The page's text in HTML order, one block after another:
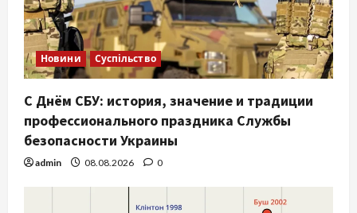
Новини Суспільство
С Днём СБУ: история, значение и традиции
профессионального праздника Службы
безопасности Украины
admin 08.08.2026 0